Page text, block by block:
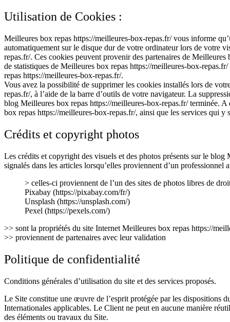
Utilisation de Cookies :
Meilleures box repas https://meilleures-box-repas.fr/ vous informe
automatiquement sur le disque dur de votre ordinateur lors de votre
repas.fr/. Ces cookies peuvent provenir des partenaires de
de statistiques de Meilleures box repas https://meilleures-box-
repas https://meilleures-box-repas.fr/.
Vous avez la possibilité de supprimer les cookies installés lors de
repas.fr/, à l’aide de la barre d’outils de votre navigateur. La
blog Meilleures box repas https://meilleures-box-repas.fr/ terminée.
box repas https://meilleures-box-repas.fr/, ainsi que les services qui y
Crédits et copyright photos
Les crédits et copyright des visuels et des photos présents sur le
signalés dans les articles lorsqu’elles proviennent d’un professionnel
> celles-ci proviennent de l’un des sites de photos libres de
Pixabay (https://pixabay.com/fr/)
Unsplash (https://unsplash.com/)
Pexel (https://pexels.com/)
>> sont la propriétés du site Internet Meilleures box repas https://
>> proviennent de partenaires avec leur validation
Politique de confidentialité
Conditions générales d’utilisation du site et des services proposés.
Le Site constitue une œuvre de l’esprit protégée par les dispositions
Internationales applicables. Le Client ne peut en aucune manière
des éléments ou travaux du Site.